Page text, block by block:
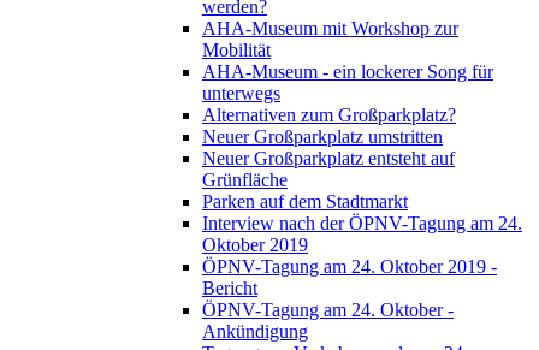
werden?
AHA-Museum mit Workshop zur
Mobilität
AHA-Museum - ein lockerer Song für
unterwegs
Alternativen zum Großparkplatz?
Neuer Großparkplatz umstritten
Neuer Großparkplatz entsteht auf
Grünfläche
Parken auf dem Stadtmarkt
Interview nach der ÖPNV-Tagung am 24.
Oktober 2019
ÖPNV-Tagung am 24. Oktober 2019 -
Bericht
ÖPNV-Tagung am 24. Oktober -
Ankündigung